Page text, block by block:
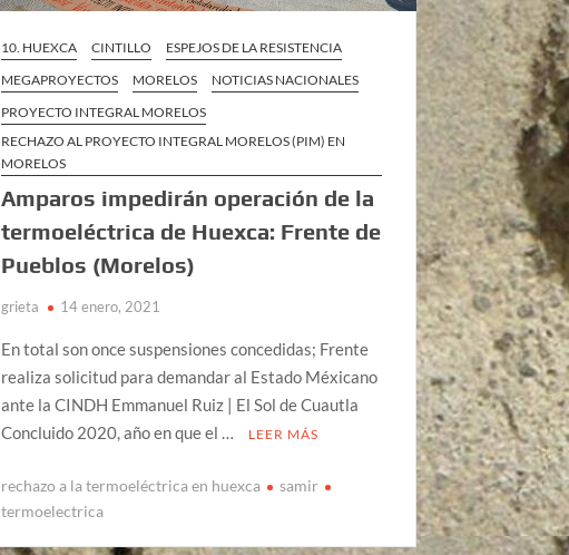
10. HUEXCA CINTILLO
ESPEJOS DE LA RESISTENCIA
MEGAPROYECTOS
MORELOS
NOTICIAS NACIONALES
PROYECTO INTEGRAL MORELOS
RECHAZO AL PROYECTO INTEGRAL MORELOS (PIM) EN
MORELOS
Amparos impedirán operación de la
termoeléctrica de Huexca: Frente de
Pueblos (Morelos)
grieta 14 enero, 2021
En total son once suspensiones concedidas; Frente
realiza solicitud para demandar al Estado Méxicano
ante la CINDH Emmanuel Ruiz | El Sol de Cuautla
Concluido 2020, año en que el …
LEER MÁS
rechazo a la termoeléctrica en huexca
samir
termoelectrica